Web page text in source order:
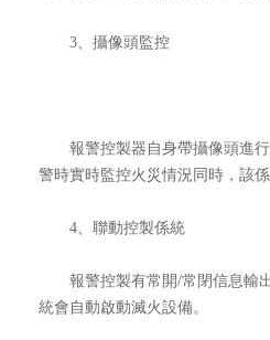
3、攝像頭監控
報警控製器自身帶攝像頭進行
警時實時監控火災情況同時，該
4、聯動控製係統
報警控製有常開/常閉信息輸出
統會自動啟動滅火設備。